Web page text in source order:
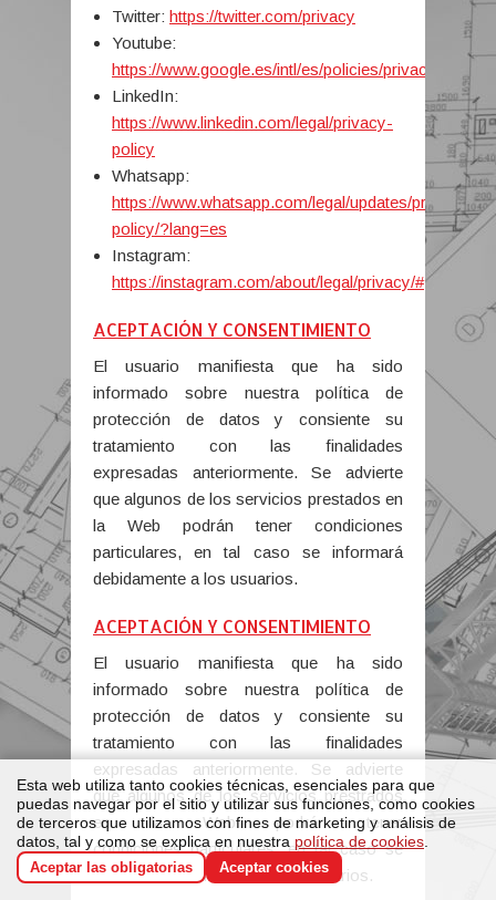
Twitter: https://twitter.com/privacy
Youtube:
https://www.google.es/intl/es/policies/privacy
LinkedIn:
https://www.linkedin.com/legal/privacy-
policy
Whatsapp:
https://www.whatsapp.com/legal/updates/privacy-
policy/?lang=es
Instagram:
https://instagram.com/about/legal/privacy/#
ACEPTACIÓN Y CONSENTIMIENTO
El usuario manifiesta que ha sido
informado sobre nuestra política de
protección de datos y consiente su
tratamiento con las finalidades
expresadas anteriormente. Se advierte
que algunos de los servicios prestados en
la Web podrán tener condiciones
particulares, en tal caso se informará
debidamente a los usuarios.
ACEPTACIÓN Y CONSENTIMIENTO
El usuario manifiesta que ha sido
informado sobre nuestra política de
protección de datos y consiente su
tratamiento con las finalidades
expresadas anteriormente. Se advierte
que algunos de los servicios prestrados
en la Web podrán tener
condiciones particulares, en tal caso se
informará debidamente a los usuarios.
Esta web utiliza tanto cookies técnicas, esenciales para que
puedas navegar por el sitio y utilizar sus funciones, como cookies
de terceros que utilizamos con fines de marketing y análisis de
datos, tal y como se explica en nuestra política de cookies
Aceptar las obligatorias Aceptar cookies